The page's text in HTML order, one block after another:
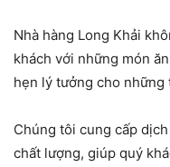
Nhà hàng Long Khải
khách với những món
hẹn lý tưởng cho những
Chúng tôi cung cấp
chất lượng, giúp quý